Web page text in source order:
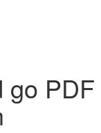
go PDF